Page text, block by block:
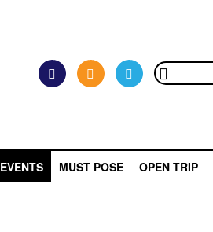
EVENTS MUST POSE OPEN TRIP